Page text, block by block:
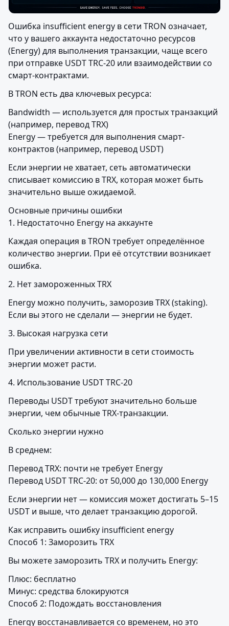
Ошибка insufficient energy в сети TRON означает,
что у вашего аккаунта недостаточно ресурсов
(Energy) для выполнения транзакции, чаще всего
при отправке USDT TRC-20 или взаимодействии со
смарт-контрактами.
В TRON есть два ключевых ресурса:
Bandwidth — используется для простых транзакций
(например, перевод TRX)
Energy — требуется для выполнения смарт-
контрактов (например, перевод USDT)
Если энергии не хватает, сеть автоматически
списывает комиссию в TRX, которая может быть
значительно выше ожидаемой.
Основные причины ошибки
1. Недостаточно Energy на аккаунте
Каждая операция в TRON требует определённое
количество энергии. При её отсутствии возникает
ошибка.
2. Нет замороженных TRX
Energy можно получить, заморозив TRX (staking).
Если вы этого не сделали — энергии не будет.
3. Высокая нагрузка сети
При увеличении активности в сети стоимость
энергии может расти.
4. Использование USDT TRC-20
Переводы USDT требуют значительно больше
энергии, чем обычные TRX-транзакции.
Сколько энергии нужно
В среднем:
Перевод TRX: почти не требует Energy
Перевод USDT TRC-20: от 50,000 до 130,000 Energy
Если энергии нет — комиссия может достигать 5–15
USDT и выше, что делает транзакцию дорогой.
Как исправить ошибку insufficient energy
Способ 1: Заморозить TRX
Вы можете заморозить TRX и получить Energy:
Плюс: бесплатно
Минус: средства блокируются
Способ 2: Подождать восстановления
Energy восстанавливается со временем, но это